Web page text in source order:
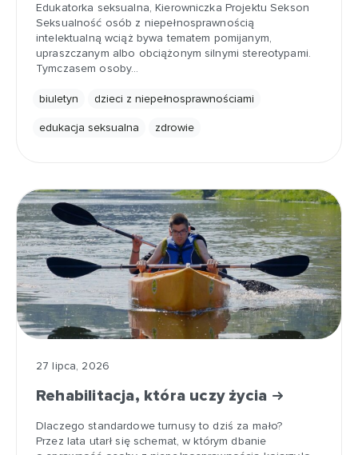
Edukatorka seksualna, Kierowniczka Projektu Sekson
Seksualność osób z niepełnosprawnością
intelektualną wciąż bywa tematem pomijanym,
upraszczanym albo obciążonym silnymi stereotypami.
Tymczasem osoby…
biuletyn dzieci z niepełnosprawnościami
edukacja seksualna zdrowie
27 lipca, 2026
Rehabilitacja, która uczy życia
Dlaczego standardowe turnusy to dziś za mało?
Przez lata utarł się schemat, w którym dbanie